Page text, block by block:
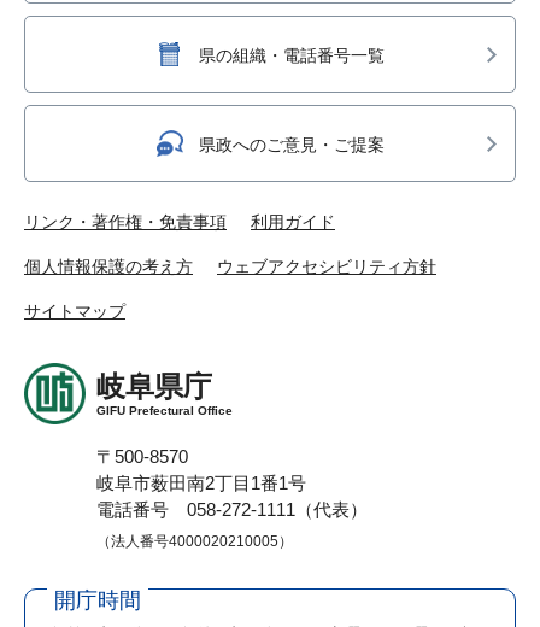
県の組織・電話番号一覧
県政へのご意見・ご提案
リンク・著作権・免責事項 利用ガイド
個人情報保護の考え方 ウェブアクセシビリティ方針
サイトマップ
岐阜県庁
GIFU Prefectural Office
〒500-8570
岐阜市薮田南2丁目1番1号
電話番号 058-272-1111（代表）
（法人番号4000020210005）
開庁時間